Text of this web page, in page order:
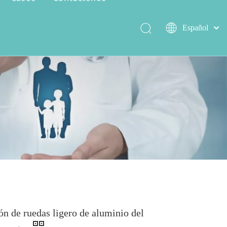
Serie de encer salvaje
Capacidad de producción
Español
简体中文
English
de ruedas ligero de aluminio del